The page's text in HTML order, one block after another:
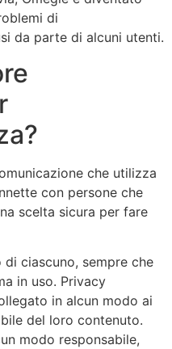
di
da parte di alcuni utenti.
che utilizza
con persone che
scelta sicura per fare
ciascuno, sempre che
in uso. Privacy
in alcun modo ai
del loro contenuto.
modo responsabile,